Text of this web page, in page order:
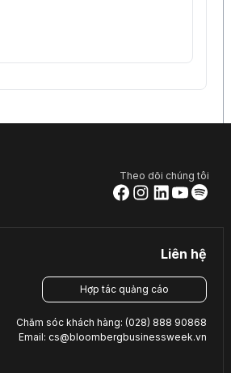
Theo dõi chúng tôi
Liên hệ
Hợp tác quảng cáo
Chăm sóc khách hàng: (028) 888 90868
Email: cs@bloombergbusinessweek.vn